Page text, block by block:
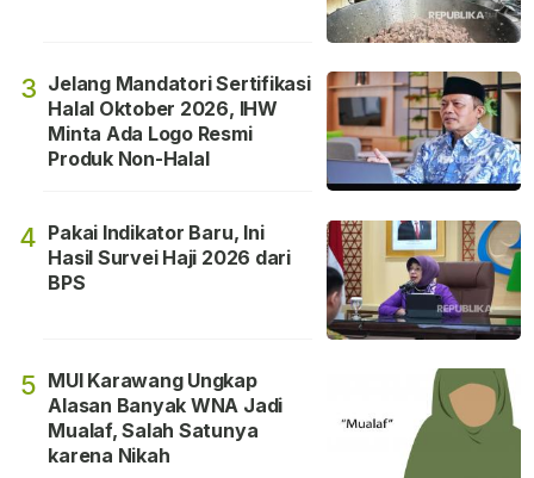
3 Jelang Mandatori Sertifikasi
Halal Oktober 2026, IHW
Minta Ada Logo Resmi
Produk Non-Halal
4 Pakai Indikator Baru, Ini
Hasil Survei Haji 2026 dari
BPS
5 MUI Karawang Ungkap
Alasan Banyak WNA Jadi
Mualaf, Salah Satunya
karena Nikah